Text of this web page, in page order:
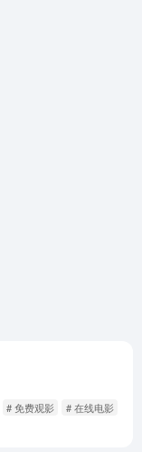
# 免费观影 # 在线电影